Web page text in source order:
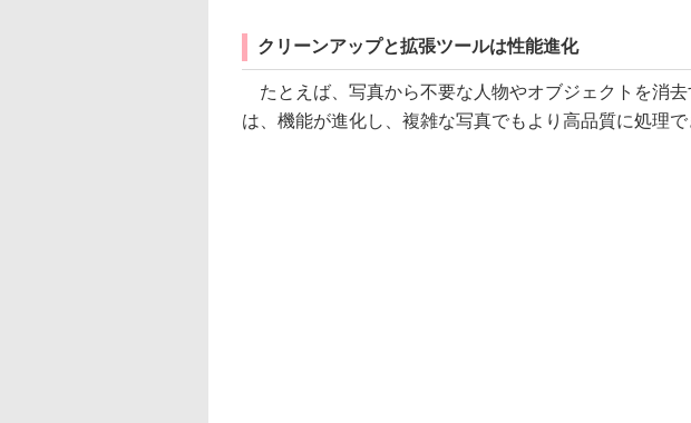
クリーンアップと拡張ツールは性能進化
たとえば、写真から不要な人物やオブジェクトを消
は、機能が進化し、複雑な写真でもより高品質に処理で